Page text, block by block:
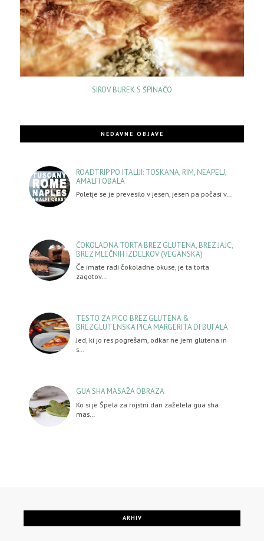
SIROV BUREK S ŠPINAČO
NEDAVNE OBJAVE
ROADTRIP PO ITALIJI: TOSKANA, RIM, NEAPELJ,
AMALFI OBALA
Poletje se je prevesilo v jesen, jesen pa počasi v…
ČOKOLADNA TORTA BREZ GLUTENA, BREZ JAJC,
BREZ MLEČNIH IZDELKOV (VEGANSKA)
Če imate radi čokoladne okuse, je ta torta
zagotov…
TESTO ZA PICO BREZ GLUTENA &
BREZGLUTENSKA PICA MARGERITA DI BUFALA
Jed, ki jo res pogrešam, odkar ne jem glutena in
s…
GUA SHA MASAŽA OBRAZA
Ko si je Špela za rojstni dan zaželela gua sha
mas…
ARHIV